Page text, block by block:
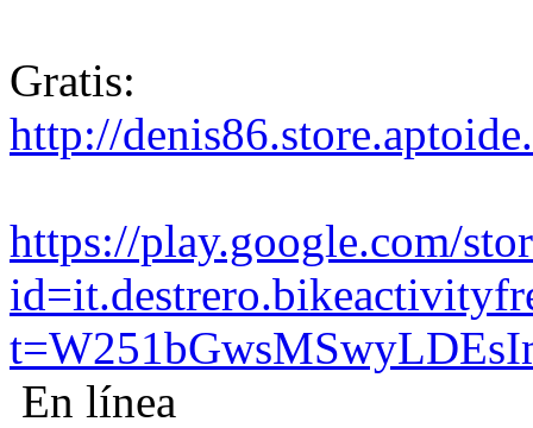
Gratis:
http://
https://play.google.com/
En línea